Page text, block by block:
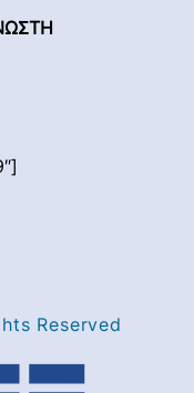
Reserved